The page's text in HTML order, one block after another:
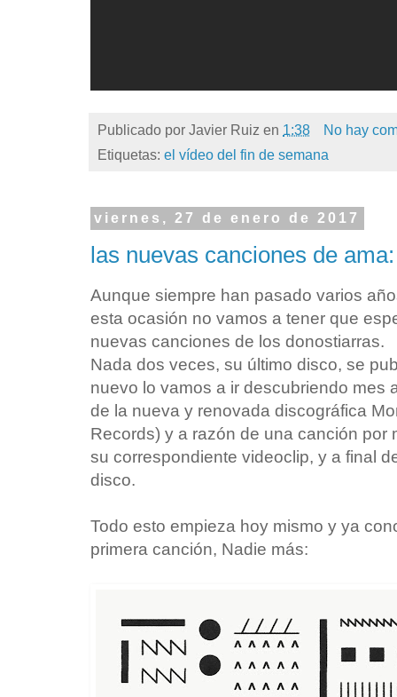
Publicado por Javier Ruiz en 1:38
No hay
Etiquetas: el vídeo del fin de semana
viernes, 27 de enero de 2017
las nuevas canciones de
Aunque siempre han pasado varios
esta ocasión no vamos a tener que
nuevas canciones de los donostiarras.
Nada dos veces, su último disco, se
nuevo lo vamos a ir descubriendo mes
de la nueva y renovada discográfica
Records) y a razón de una canción por
su correspondiente videoclip, y a final
disco.
Todo esto empieza hoy mismo y ya
primera canción, Nadie más: